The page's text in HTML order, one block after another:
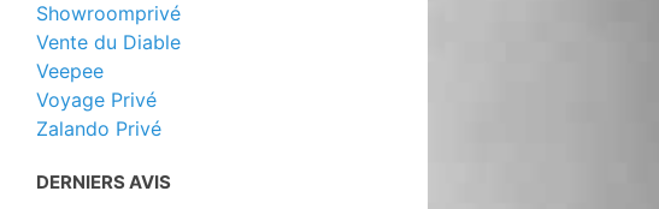
Showroomprivé
Vente du Diable
Veepee
Voyage Privé
Zalando Privé
DERNIERS AVIS